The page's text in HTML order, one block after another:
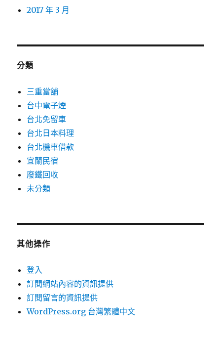
2017 年 3 月
分類
三重當舖
台中電子煙
台北免留車
台北日本料理
台北機車借款
宜蘭民宿
廢鐵回收
未分類
其他操作
登入
訂閱網站內容的資訊提供
訂閱留言的資訊提供
WordPress.org 台灣繁體中文